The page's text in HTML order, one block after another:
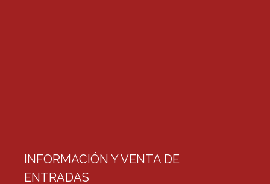
INFORMACIÓN Y VENTA DE
ENTRADAS